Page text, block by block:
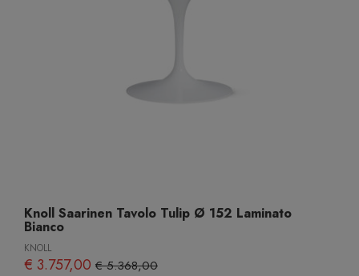
Knoll Saarinen Tavolo Tulip Ø 152 Laminato
Bianco
KNOLL
€ 3.757,00 € 5.368,00